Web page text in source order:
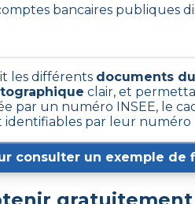
bancaires publiques
les différents documents
clair, et
par un numéro INSEE, le
identifiables par leur numéro
consulter un exemple